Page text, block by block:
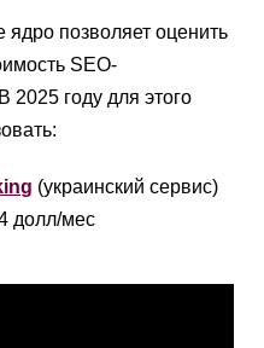
ядро позволяет оценить
SEO-
2025 году для этого
(украинский сервис)
долл/мес